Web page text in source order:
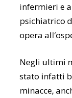
infermieri e
psichiatrico
opera
Negli ultimi
stato infatti
minacce,